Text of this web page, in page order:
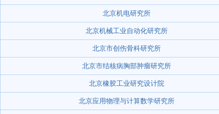
北京机电研究所
北京机械工业自动化研究所
北京市创伤骨科研究所
北京市结核病胸部肿瘤研究所
北京橡胶工业研究设计院
北京应用物理与计算数学研究所